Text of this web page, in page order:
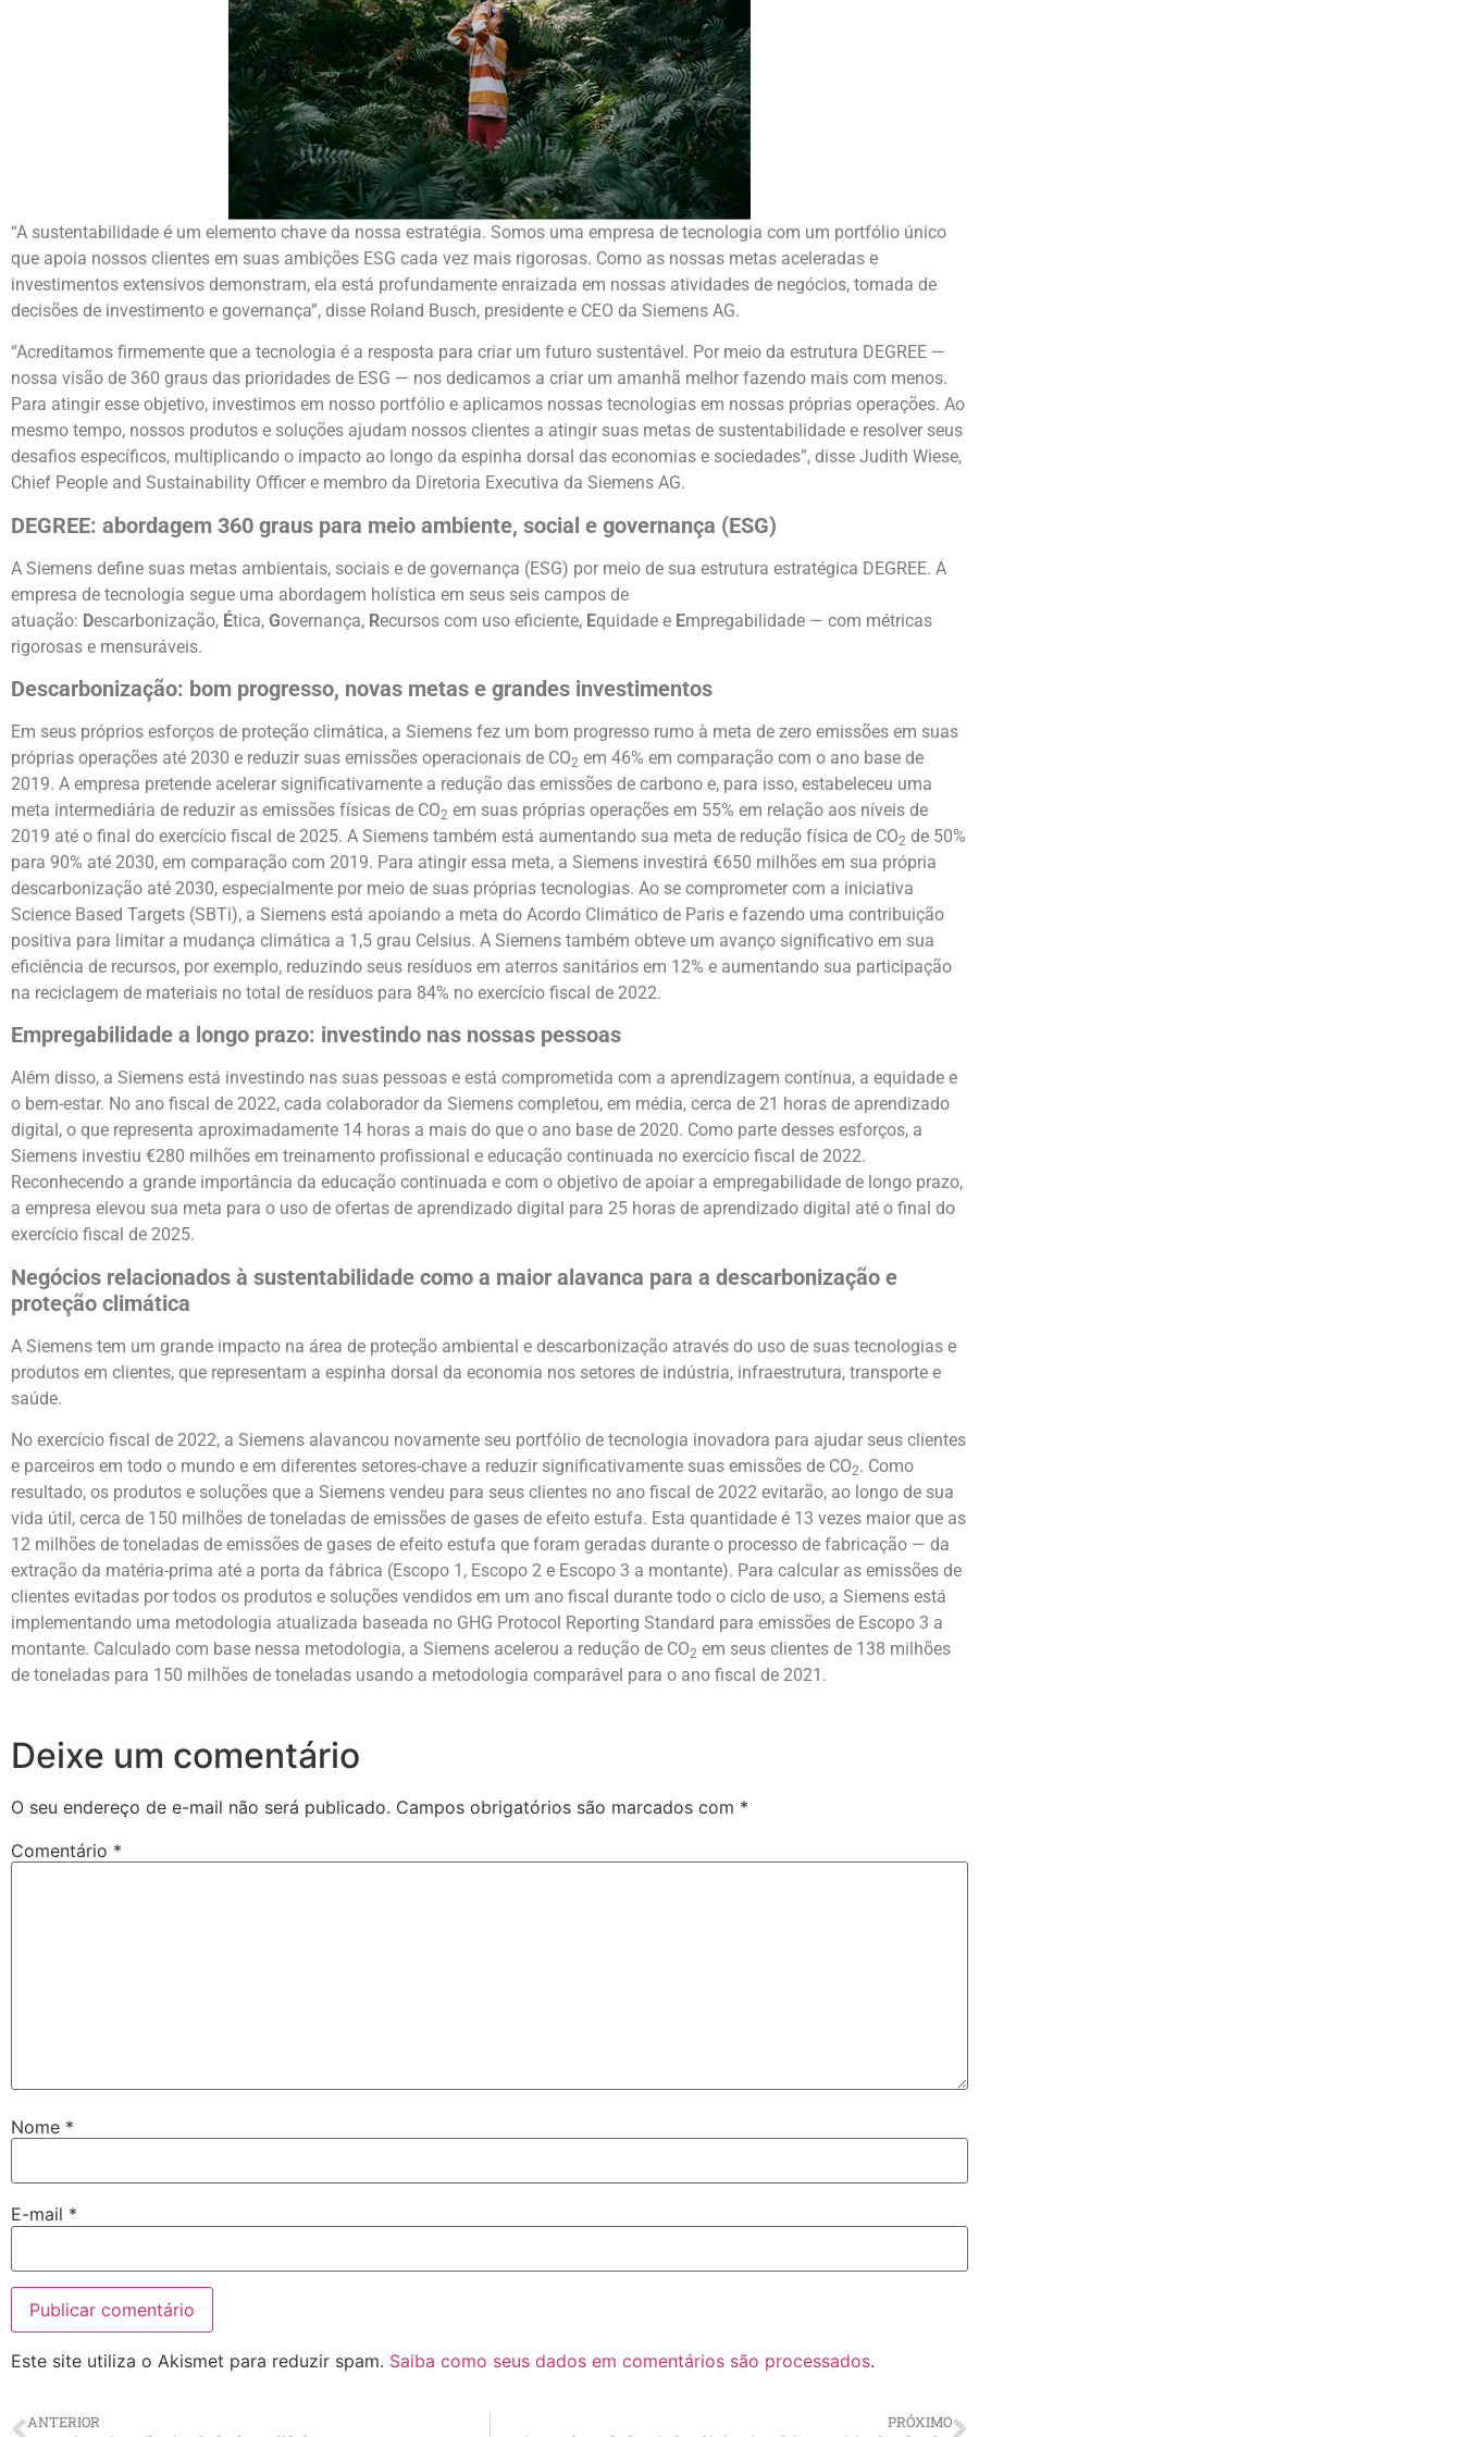
“A sustentabilidade é um elemento chave da nossa estratégia. Somos uma empresa de tecnologia com um portfólio único
que apoia nossos clientes em suas ambições ESG cada vez mais rigorosas. Como as nossas metas aceleradas e
investimentos extensivos demonstram, ela está profundamente enraizada em nossas atividades de negócios, tomada de
decisões de investimento e governança”, disse Roland Busch, presidente e CEO da Siemens AG.
“Acreditamos firmemente que a tecnologia é a resposta para criar um futuro sustentável. Por meio da estrutura DEGREE —
nossa visão de 360 graus das prioridades de ESG — nos dedicamos a criar um amanhã melhor fazendo mais com menos.
Para atingir esse objetivo, investimos em nosso portfólio e aplicamos nossas tecnologias em nossas próprias operações. Ao
mesmo tempo, nossos produtos e soluções ajudam nossos clientes a atingir suas metas de sustentabilidade e resolver seus
desafios específicos, multiplicando o impacto ao longo da espinha dorsal das economias e sociedades”, disse Judith Wiese,
Chief People and Sustainability Officer e membro da Diretoria Executiva da Siemens AG.
DEGREE: abordagem 360 graus para meio ambiente, social e governança (ESG)
A Siemens define suas metas ambientais, sociais e de governança (ESG) por meio de sua estrutura estratégica DEGREE. A
empresa de tecnologia segue uma abordagem holística em seus seis campos de
atuação: Descarbonização, Ética, Governança, Recursos com uso eficiente, Equidade e Empregabilidade — com métricas
rigorosas e mensuráveis.
Descarbonização: bom progresso, novas metas e grandes investimentos
Em seus próprios esforços de proteção climática, a Siemens fez um bom progresso rumo à meta de zero emissões em suas
próprias operações até 2030 e reduzir suas emissões operacionais de CO2 em 46% em comparação com o ano base de
2019. A empresa pretende acelerar significativamente a redução das emissões de carbono e, para isso, estabeleceu uma
meta intermediária de reduzir as emissões físicas de CO2 em suas próprias operações em 55% em relação aos níveis de
2019 até o final do exercício fiscal de 2025. A Siemens também está aumentando sua meta de redução física de CO2 de 50%
para 90% até 2030, em comparação com 2019. Para atingir essa meta, a Siemens investirá €650 milhões em sua própria
descarbonização até 2030, especialmente por meio de suas próprias tecnologias. Ao se comprometer com a iniciativa
Science Based Targets (SBTi), a Siemens está apoiando a meta do Acordo Climático de Paris e fazendo uma contribuição
positiva para limitar a mudança climática a 1,5 grau Celsius. A Siemens também obteve um avanço significativo em sua
eficiência de recursos, por exemplo, reduzindo seus resíduos em aterros sanitários em 12% e aumentando sua participação
na reciclagem de materiais no total de resíduos para 84% no exercício fiscal de 2022.
Empregabilidade a longo prazo: investindo nas nossas pessoas
Além disso, a Siemens está investindo nas suas pessoas e está comprometida com a aprendizagem contínua, a equidade e
o bem-estar. No ano fiscal de 2022, cada colaborador da Siemens completou, em média, cerca de 21 horas de aprendizado
digital, o que representa aproximadamente 14 horas a mais do que o ano base de 2020. Como parte desses esforços, a
Siemens investiu €280 milhões em treinamento profissional e educação continuada no exercício fiscal de 2022.
Reconhecendo a grande importância da educação continuada e com o objetivo de apoiar a empregabilidade de longo prazo,
a empresa elevou sua meta para o uso de ofertas de aprendizado digital para 25 horas de aprendizado digital até o final do
exercício fiscal de 2025.
Negócios relacionados à sustentabilidade como a maior alavanca para a descarbonização e
proteção climática
A Siemens tem um grande impacto na área de proteção ambiental e descarbonização através do uso de suas tecnologias e
produtos em clientes, que representam a espinha dorsal da economia nos setores de indústria, infraestrutura, transporte e
saúde.
No exercício fiscal de 2022, a Siemens alavancou novamente seu portfólio de tecnologia inovadora para ajudar seus clientes
e parceiros em todo o mundo e em diferentes setores-chave a reduzir significativamente suas emissões de CO2. Como
resultado, os produtos e soluções que a Siemens vendeu para seus clientes no ano fiscal de 2022 evitarão, ao longo de sua
vida útil, cerca de 150 milhões de toneladas de emissões de gases de efeito estufa. Esta quantidade é 13 vezes maior que as
12 milhões de toneladas de emissões de gases de efeito estufa que foram geradas durante o processo de fabricação — da
extração da matéria-prima até a porta da fábrica (Escopo 1, Escopo 2 e Escopo 3 a montante). Para calcular as emissões de
clientes evitadas por todos os produtos e soluções vendidos em um ano fiscal durante todo o ciclo de uso, a Siemens está
implementando uma metodologia atualizada baseada no GHG Protocol Reporting Standard para emissões de Escopo 3 a
montante. Calculado com base nessa metodologia, a Siemens acelerou a redução de CO2 em seus clientes de 138 milhões
de toneladas para 150 milhões de toneladas usando a metodologia comparável para o ano fiscal de 2021.
Deixe um comentário
O seu endereço de e-mail não será publicado. Campos obrigatórios são marcados com *
Comentário *
Nome *
E-mail *
Este site utiliza o Akismet para reduzir spam. Saiba como seus dados em comentários são processados.
ANTERIOR PRÓXIMO